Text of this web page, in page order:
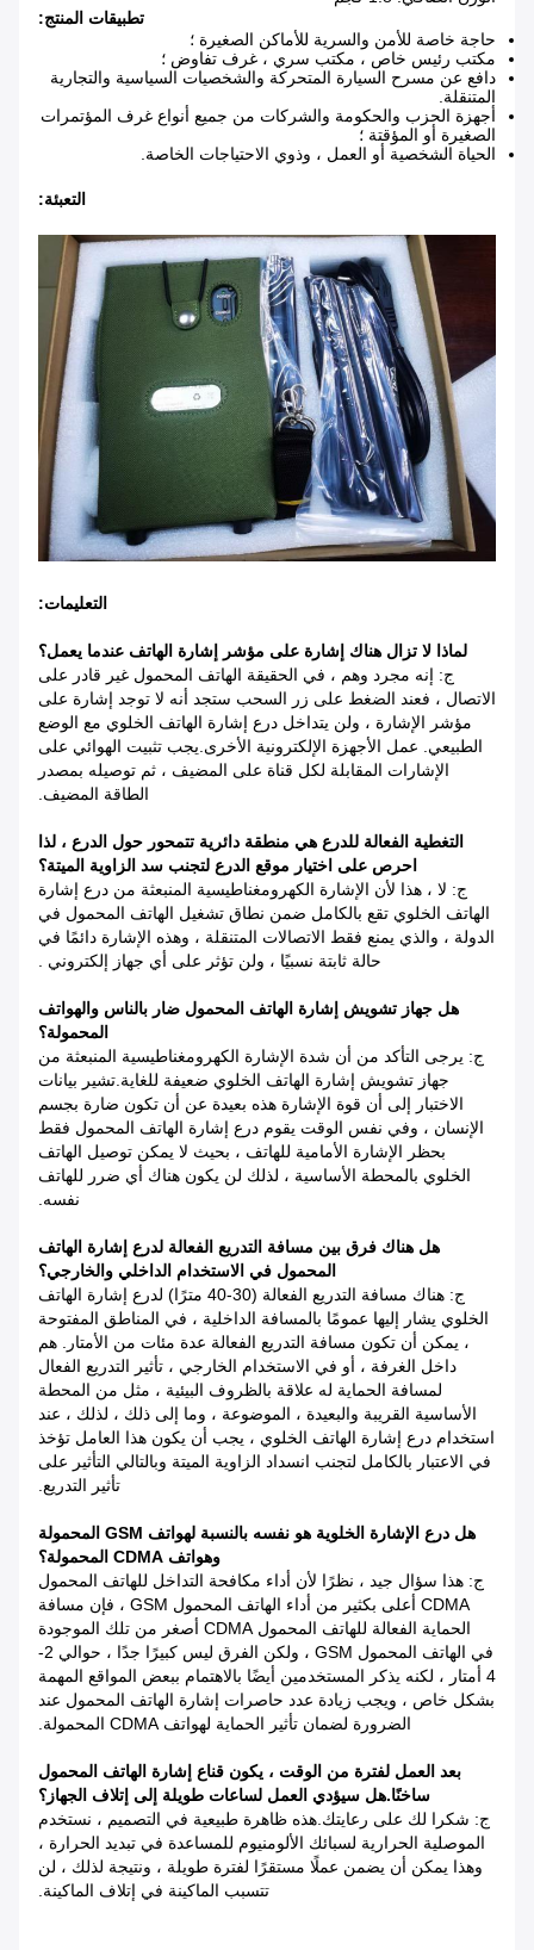
تطبيقات المنتج:
حاجة خاصة للأمن والسرية للأماكن الصغيرة ؛
مكتب رئيس خاص ، مكتب سري ، غرف تفاوض ؛
دافع عن مسرح السيارة المتحركة والشخصيات السياسية والتجارية
المتنقلة.
أجهزة الحزب والحكومة والشركات من جميع أنواع غرف المؤتمرات
الصغيرة أو المؤقتة ؛
الحياة الشخصية أو العمل ، وذوي الاحتياجات الخاصة.
التعبئة:
التعليمات:
لماذا لا تزال هناك إشارة على مؤشر إشارة الهاتف عندما يعمل؟
ج: إنه مجرد وهم ، في الحقيقة الهاتف المحمول غير قادر على
الاتصال ، فعند الضغط على زر السحب ستجد أنه لا توجد إشارة على
مؤشر الإشارة ، ولن يتداخل درع إشارة الهاتف الخلوي مع الوضع
الطبيعي. عمل الأجهزة الإلكترونية الأخرى.يجب تثبيت الهوائي على
الإشارات المقابلة لكل قناة على المضيف ، ثم توصيله بمصدر
الطاقة المضيف.
التغطية الفعالة للدرع هي منطقة دائرية تتمحور حول الدرع ، لذا
احرص على اختيار موقع الدرع لتجنب سد الزاوية الميتة؟
ج: لا ، هذا لأن الإشارة الكهرومغناطيسية المنبعثة من درع إشارة
الهاتف الخلوي تقع بالكامل ضمن نطاق تشغيل الهاتف المحمول في
الدولة ، والذي يمنع فقط الاتصالات المتنقلة ، وهذه الإشارة دائمًا في
حالة ثابتة نسبيًا ، ولن تؤثر على أي جهاز إلكتروني .
هل جهاز تشويش إشارة الهاتف المحمول ضار بالناس والهواتف
المحمولة؟
ج: يرجى التأكد من أن شدة الإشارة الكهرومغناطيسية المنبعثة من
جهاز تشويش إشارة الهاتف الخلوي ضعيفة للغاية.تشير بيانات
الاختبار إلى أن قوة الإشارة هذه بعيدة عن أن تكون ضارة بجسم
الإنسان ، وفي نفس الوقت يقوم درع إشارة الهاتف المحمول فقط
بحظر الإشارة الأمامية للهاتف ، بحيث لا يمكن توصيل الهاتف
الخلوي بالمحطة الأساسية ، لذلك لن يكون هناك أي ضرر للهاتف
نفسه.
هل هناك فرق بين مسافة التدريع الفعالة لدرع إشارة الهاتف
المحمول في الاستخدام الداخلي والخارجي؟
ج: هناك مسافة التدريع الفعالة (30-40 مترًا) لدرع إشارة الهاتف
الخلوي يشار إليها عمومًا بالمسافة الداخلية ، في المناطق المفتوحة
، يمكن أن تكون مسافة التدريع الفعالة عدة مئات من الأمتار. هم
داخل الغرفة ، أو في الاستخدام الخارجي ، تأثير التدريع الفعال
لمسافة الحماية له علاقة بالظروف البيئية ، مثل من المحطة
الأساسية القريبة والبعيدة ، الموضوعة ، وما إلى ذلك ، لذلك ، عند
استخدام درع إشارة الهاتف الخلوي ، يجب أن يكون هذا العامل تؤخذ
في الاعتبار بالكامل لتجنب انسداد الزاوية الميتة وبالتالي التأثير على
تأثير التدريع.
هل درع الإشارة الخلوية هو نفسه بالنسبة لهواتف GSM المحمولة
وهواتف CDMA المحمولة؟
ج: هذا سؤال جيد ، نظرًا لأن أداء مكافحة التداخل للهاتف المحمول
CDMA أعلى بكثير من أداء الهاتف المحمول GSM ، فإن مسافة
الحماية الفعالة للهاتف المحمول CDMA أصغر من تلك الموجودة
في الهاتف المحمول GSM ، ولكن الفرق ليس كبيرًا جدًا ، حوالي 2-
4 أمتار ، لكنه يذكر المستخدمين أيضًا بالاهتمام ببعض المواقع المهمة
بشكل خاص ، ويجب زيادة عدد حاصرات إشارة الهاتف المحمول عند
الضرورة لضمان تأثير الحماية لهواتف CDMA المحمولة.
بعد العمل لفترة من الوقت ، يكون قناع إشارة الهاتف المحمول
ساخنًا.هل سيؤدي العمل لساعات طويلة إلى إتلاف الجهاز؟
ج: شكرا لك على رعايتك.هذه ظاهرة طبيعية في التصميم ، نستخدم
الموصلية الحرارية لسبائك الألومنيوم للمساعدة في تبديد الحرارة ،
وهذا يمكن أن يضمن عملًا مستقرًا لفترة طويلة ، ونتيجة لذلك ، لن
تتسبب الماكينة في إتلاف الماكينة.